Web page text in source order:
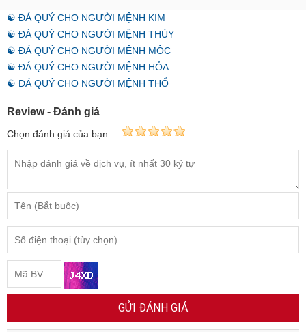
☯ ĐÁ QUÝ CHO NGƯỜI MỆNH KIM
☯ ĐÁ QUÝ CHO NGƯỜI MỆNH THỦY
☯ ĐÁ QUÝ CHO NGƯỜI MỆNH MỘC
☯ ĐÁ QUÝ CHO NGƯỜI MỆNH HỎA
☯ ĐÁ QUÝ CHO NGƯỜI MỆNH THỔ
Review - Đánh giá
Chọn đánh giá của bạn
GỬI ĐÁNH GIÁ